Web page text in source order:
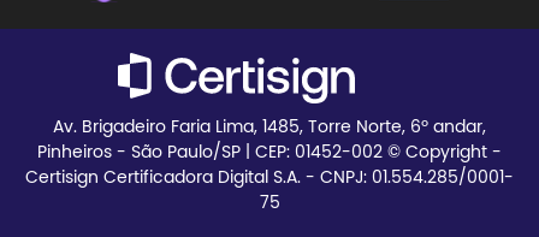
Av. Brigadeiro Faria Lima, 1485, Torre Norte, 6º andar,
Pinheiros - São Paulo/SP | CEP: 01452-002 © Copyright -
Certisign Certificadora Digital S.A. - CNPJ: 01.554.285/0001-
75